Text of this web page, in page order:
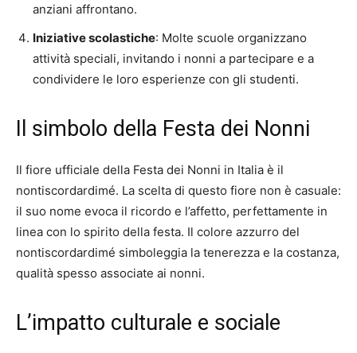
anziani affrontano.
Iniziative scolastiche: Molte scuole organizzano
attività speciali, invitando i nonni a partecipare e a
condividere le loro esperienze con gli studenti.
Il simbolo della Festa dei Nonni
Il fiore ufficiale della Festa dei Nonni in Italia è il
nontiscordardimé. La scelta di questo fiore non è casuale:
il suo nome evoca il ricordo e l’affetto, perfettamente in
linea con lo spirito della festa. Il colore azzurro del
nontiscordardimé simboleggia la tenerezza e la costanza,
qualità spesso associate ai nonni.
L’impatto culturale e sociale